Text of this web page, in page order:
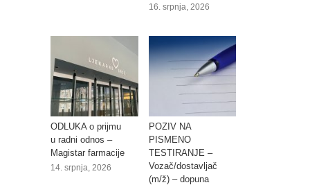
16. srpnja, 2026
ODLUKA o prijmu
u radni odnos –
Magistar farmacije
14. srpnja, 2026
POZIV NA
PISMENO
TESTIRANJE –
Vozač/dostavljač
(m/ž) – dopuna